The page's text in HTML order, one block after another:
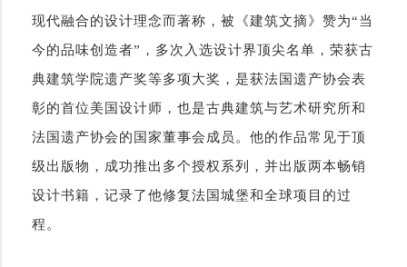
现代融合的设计理念而著称，被《建筑文摘》赞为“当
今的品味创造者”，多次入选设计界顶尖名单，荣获古
典建筑学院遗产奖等多项大奖，是获法国遗产协会表
彰的首位美国设计师，也是古典建筑与艺术研究所和
法国遗产协会的国家董事会成员。他的作品常见于顶
级出版物，成功推出多个授权系列，并出版两本畅销
设计书籍，记录了他修复法国城堡和全球项目的过
程。